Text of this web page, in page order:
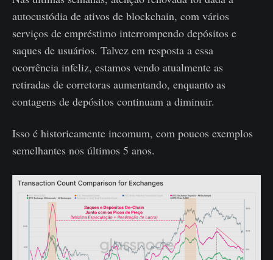
autocustódia de ativos de blockchain, com vários
serviços de empréstimo interrompendo depósitos e
saques de usuários. Talvez em resposta a essa
ocorrência infeliz, estamos vendo atualmente as
retiradas de corretoras aumentando, enquanto as
contagens de depósitos continuam a diminuir.
Isso é historicamente incomum, com poucos exemplos
semelhantes nos últimos 5 anos.